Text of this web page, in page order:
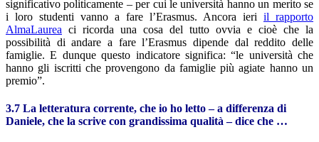
significativo politicamente – per cui le università hanno un merito se
i loro studenti vanno a fare l’Erasmus. Ancora ieri il rapporto
AlmaLaurea ci ricorda una cosa del tutto ovvia e cioè che la
possibilità di andare a fare l’Erasmus dipende dal reddito delle
famiglie. E dunque questo indicatore significa: “le università che
hanno gli iscritti che provengono da famiglie più agiate hanno un
premio”.
3.7 La letteratura corrente, che io ho letto – a differenza di
Daniele, che la scrive con grandissima qualità – dice che …